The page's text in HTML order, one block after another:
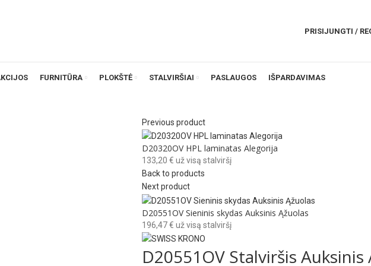
PRISIJUNGTI /
FURNITŪRA PLOKŠTĖ STALVIRŠIAI PASLAUGOS IŠPARDAVIMAS
Previous product
D20320OV HPL laminatas Alegorija
133,20 € už visą stalviršį
Back to products
Next product
D20551OV Sieninis skydas Auksinis Ąžuolas
196,47€ už visą stalviršį
D20551OV Stalviršis Auksinis